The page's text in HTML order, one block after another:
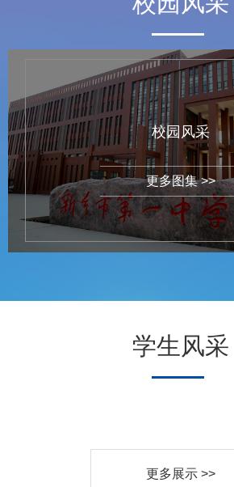
校园风采
更多图集 >>
学生风采
更多展示 >>